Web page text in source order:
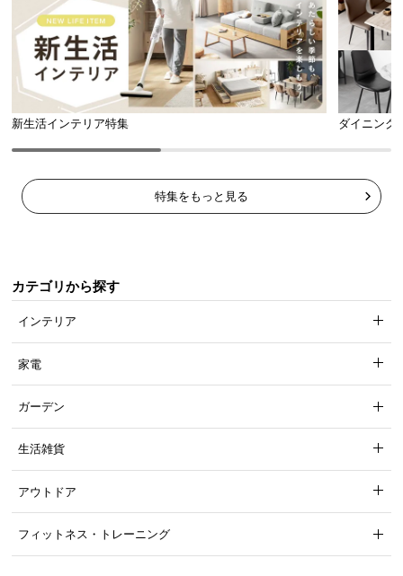
新生活インテリア特集 ダイニング
特集をもっと見る
カテゴリから探す
インテリア
家電
ガーデン
生活雑貨
アウトドア
フィットネス・トレーニング